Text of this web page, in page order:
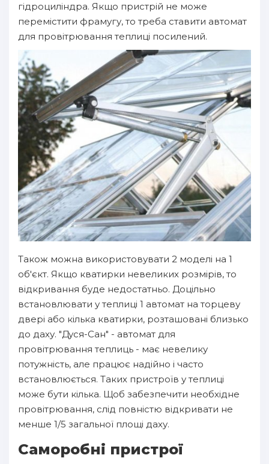
гідроциліндра. Якщо пристрій не може
перемістити фрамугу, то треба ставити автомат
для провітрювання теплиці посилений.
Також можна використовувати 2 моделі на 1
об'єкт. Якщо кватирки невеликих розмірів, то
відкривання буде недостатньо. Доцільно
встановлювати у теплиці 1 автомат на торцеву
двері або кілька кватирки, розташовані близько
до даху. "Дуся-Сан" - автомат для
провітрювання теплиць - має невелику
потужність, але працює надійно і часто
встановлюється. Таких пристроїв у теплиці
може бути кілька. Щоб забезпечити необхідне
провітрювання, слід повністю відкривати не
менше 1/5 загальної площі даху.
Саморобні пристрої